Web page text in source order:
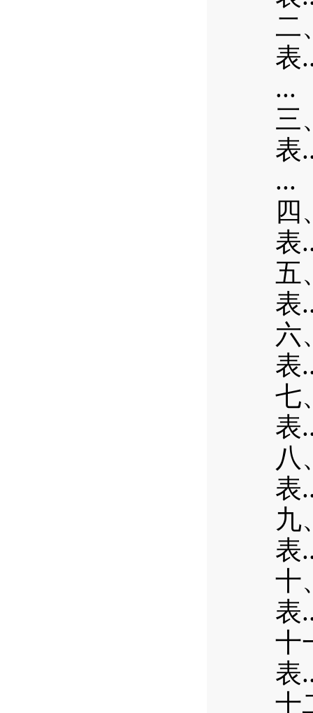
二
表
...
三
表
...
四
表
五
表
六
表
七
表
八
表
九
表
十
表
十
表
十